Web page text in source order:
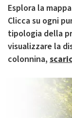
Esplora la
Clicca su ogni
tipologia della
visualizzare la
colonnina,